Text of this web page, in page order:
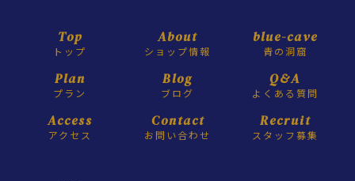
Top
トップ
About
ショップ情報
blue-cave
青の洞窟
Plan
プラン
Blog
ブログ
Q&A
よくある質問
Access
アクセス
Contact
お問い合わせ
Recruit
スタッフ募集